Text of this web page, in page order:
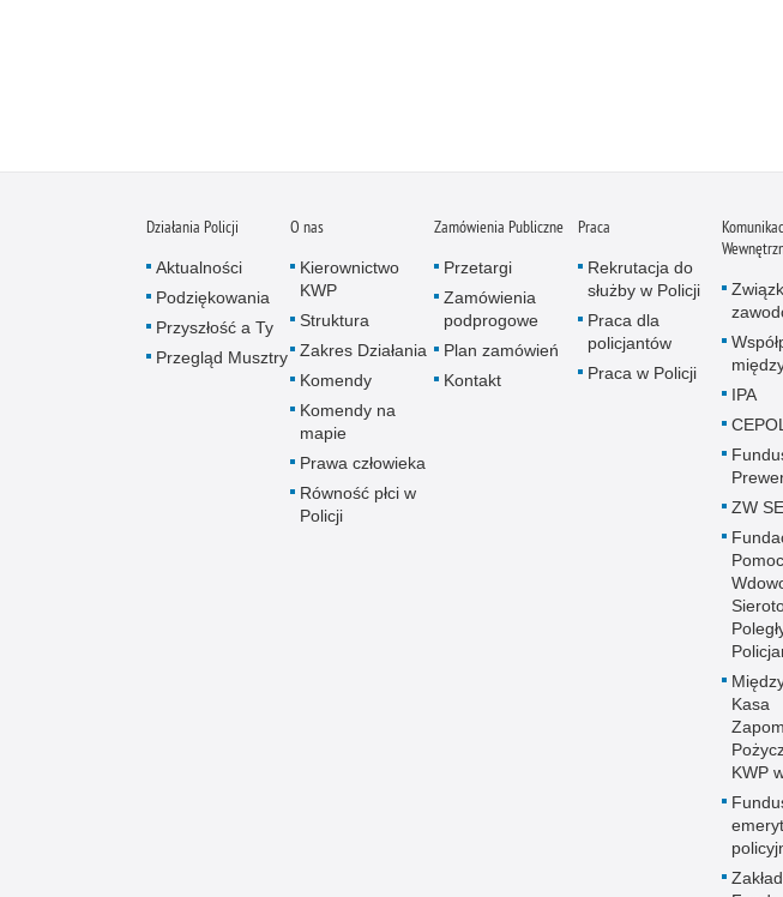
Działania Policji
Aktualności
Podziękowania
Przyszłość a Ty
Przegląd Musztry
O nas
Kierownictwo
KWP
Struktura
Zakres Działania
Komendy
Komendy na
mapie
Prawa człowieka
Równość płci w
Policji
Zamówienia Publiczne
Przetargi
Zamówienia
podprogowe
Plan zamówień
Kontakt
Praca
Rekrutacja do
służby w Policji
Praca dla
policjantów
Praca w Policji
IPA
ZW
Kasa
KWP